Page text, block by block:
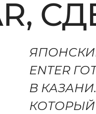
ENTER
В